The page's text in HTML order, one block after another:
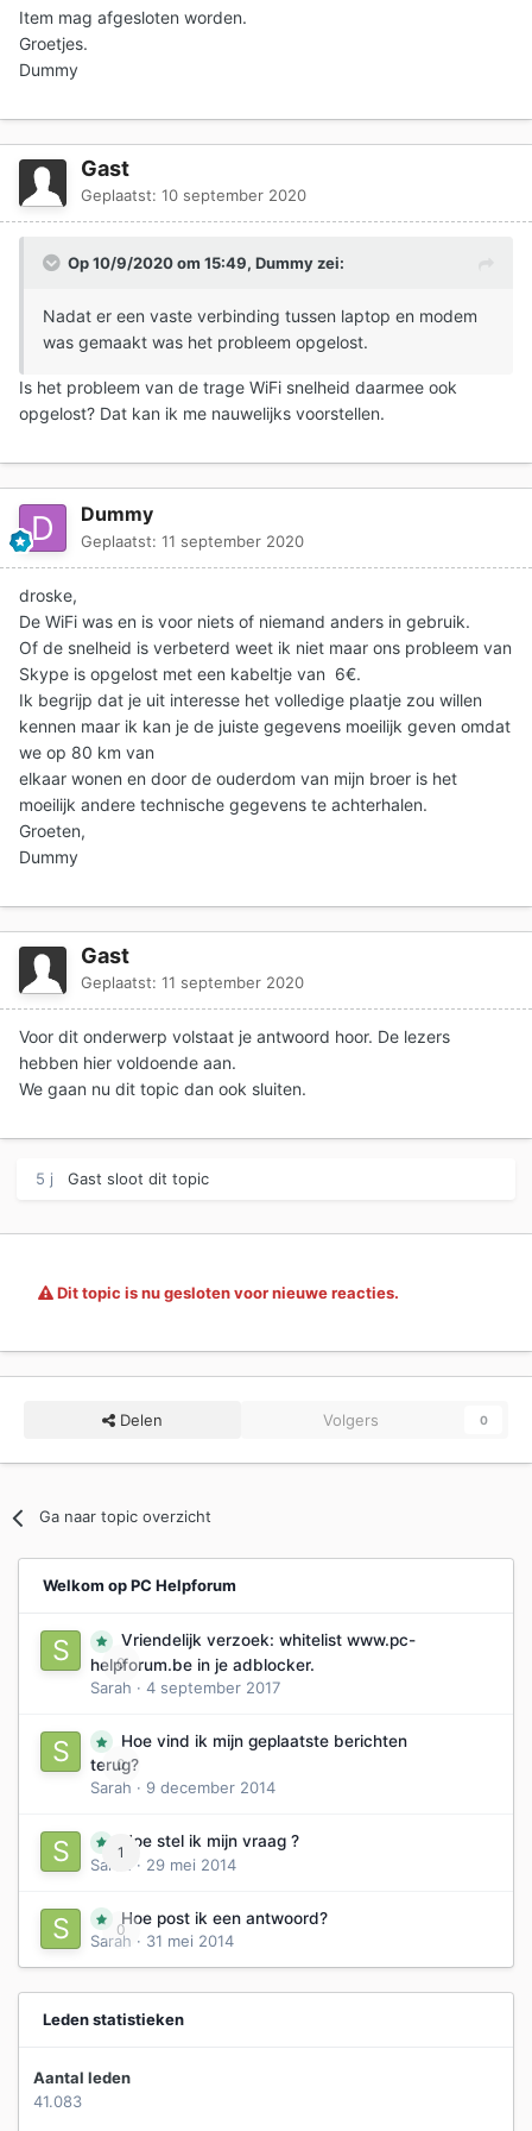
Item mag afgesloten worden.
Groetjes.
Dummy
Gast
Geplaatst: 10 september 2020
Op 10/9/2020 om 15:49, Dummyzei:
Nadat er een vaste verbinding tussen laptop en modem
was gemaakt was het probleem opgelost.
Is het probleem van de trage WiFi snelheid daarmee ook
opgelost? Dat kan ik me nauwelijks voorstellen.
Dummy
Geplaatst: 11 september 2020
droske,
De WiFi was en is voor niets of niemand anders in gebruik.
Of de snelheid is verbeterd weet ik niet maar ons probleem van
Skype is opgelost met een kabeltje van 6€.
Ik begrijp dat je uit interesse het volledige plaatje zou willen
kennen maar ik kan je de juiste gegevens moeilijk geven omdat
we op 80 km van
elkaar wonen en door de ouderdom van mijn broer is het
moeilijk andere technische gegevens te achterhalen.
Groeten,
Dummy
Gast
Geplaatst: 11 september 2020
Voor dit onderwerp volstaat je antwoord hoor. De lezers
hebben hier voldoende aan.
We gaan nu dit topic dan ook sluiten.
5 j Gast sloot dit topic
Dit topic is nu gesloten voor nieuwe reacties.
Delen Volgers 0
Ga naar topic overzicht
Welkom op PC Helpforum
0
Vriendelijk verzoek: whitelist www.pc-
helpforum.be in je adblocker.
Sarah · 4 september 2017
0
Hoe vind ik mijn geplaatste berichten
terug?
Sarah · 9 december 2014
1
Hoe stel ik mijn vraag ?
Sarah
· 29 mei 2014
0
Hoe post ik een antwoord?
Sarah · 31 mei 2014
Leden statistieken
Aantal leden
41.083